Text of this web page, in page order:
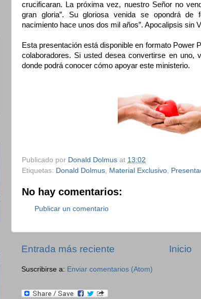
crucificaran. La próxima vez, nuestro Señor no
gran gloria”. Su gloriosa venida se opondrá de
nacimiento hace unos dos mil años”. Apocalipsis sin
Esta presentación está disponible en formato Power
colaboradores. Si usted desea convertirse en uno,
donde podrá conocer cómo apoyar este ministerio.
Publicado por Donald Dolmus at 13:02
Etiquetas: Donald Dolmus Material Exclusivo
No hay comentarios:
Publicar un comentario
Entrada más reciente Inicio
Suscribirse a: Enviar comentarios (Atom)